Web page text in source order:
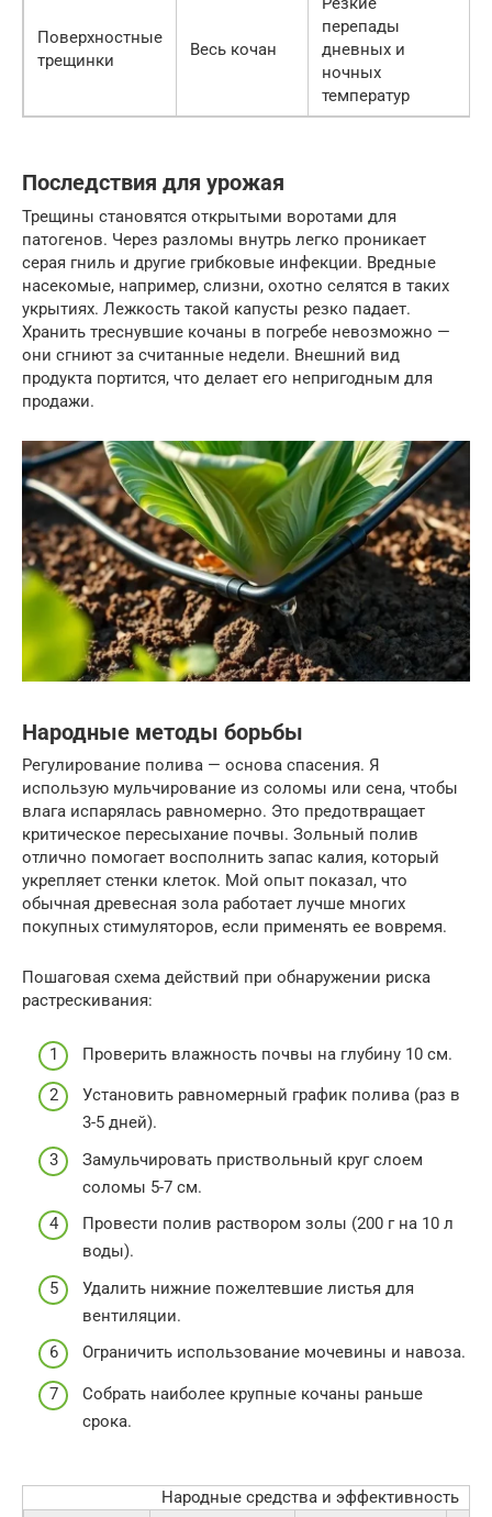
Поверхностные
трещинки
Весь кочан
перепады
дневных и
ночных
температур
Последствия для урожая
Трещины становятся открытыми воротами для
патогенов. Через разломы внутрь легко проникает
серая гниль и другие грибковые инфекции. Вредные
насекомые, например, слизни, охотно селятся в таких
укрытиях. Лежкость такой капусты резко падает.
Хранить треснувшие кочаны в погребе невозможно —
они сгниют за считанные недели. Внешний вид
продукта портится, что делает его непригодным для
продажи.
Народные методы борьбы
Регулирование полива — основа спасения. Я
использую мульчирование из соломы или сена, чтобы
влага испарялась равномерно. Это предотвращает
критическое пересыхание почвы. Зольный полив
отлично помогает восполнить запас калия, который
укрепляет стенки клеток. Мой опыт показал, что
обычная древесная зола работает лучше многих
покупных стимуляторов, если применять ее вовремя.
Пошаговая схема действий при обнаружении риска
растрескивания:
Проверить влажность почвы на глубину 10 см.
Установить равномерный график полива (раз в
3-5 дней).
Замульчировать приствольный круг слоем
соломы 5-7 см.
Провести полив раствором золы (200 г на 10 л
воды).
Удалить нижние пожелтевшие листья для
вентиляции.
Ограничить использование мочевины и навоза.
Собрать наиболее крупные кочаны раньше
срока.
Народные средства и эффективность